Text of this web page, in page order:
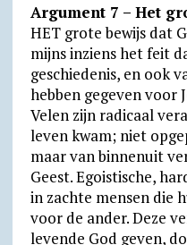
Argument 7 – Het
HET grote bewijs dat
mijns inziens het feit
geschiedenis, en ook
hebben gegeven voor
Velen zijn radicaal
leven kwam; niet
maar van binnenuit
Geest. Egoistische,
in zachte mensen die
voor de ander. Deze
levende God geven,